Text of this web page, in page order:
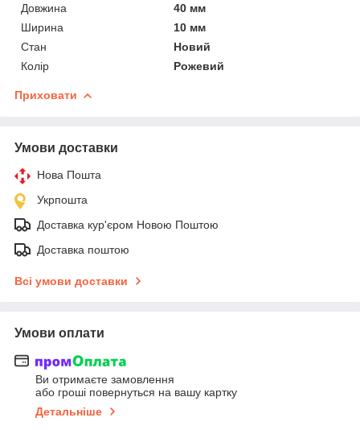
Довжина
40 мм
Ширина
10 мм
Стан
Новий
Колір
Рожевий
Приховати
Умови доставки
Нова Пошта
Укрпошта
Доставка кур'єром Новою Поштою
Доставка поштою
Всі умови доставки
Умови оплати
Ви отримаєте замовлення
або гроші повернуться на вашу картку
Детальніше